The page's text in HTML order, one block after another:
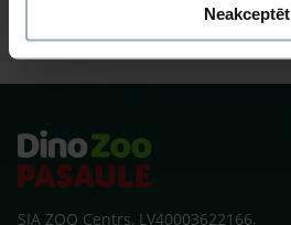
Neakceptēt
SIA ZOO Centrs, LV40003622166,